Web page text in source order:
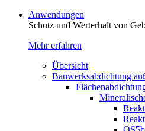
Anwendungen
Schutz und Werterhalt von
Mehr erfahren
Übersicht
Bauwerksabdichtung